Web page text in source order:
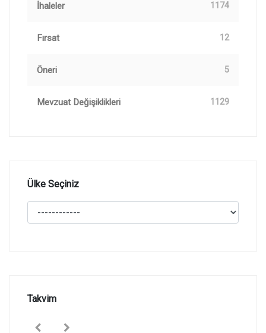
İhaleler 1174
Fırsat 12
Öneri 5
Mevzuat Değişiklikleri 1129
Ülke Seçiniz
Takvim